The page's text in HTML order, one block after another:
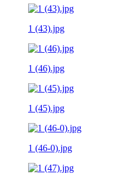
1 (43).jpg
1 (46).jpg
1 (45).jpg
1 (46-0).jpg